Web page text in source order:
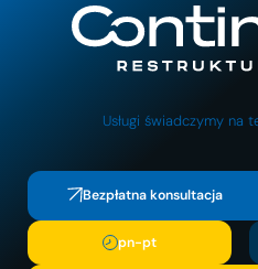
Usługi świadczymy na
Bezpłatna konsultacja
pn-pt